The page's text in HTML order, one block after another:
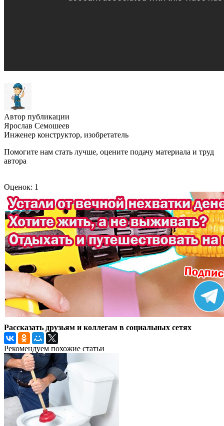
Автор публикации
Ярослав Семошеев
Инженер конструктор, изобретатель
Помогите нам стать лучше, оцените подачу материала и труд
автора
Оценок: 1
Рассказать друзьям и коллегам в социальных сетях
Рекомендуем похожие статьи